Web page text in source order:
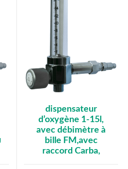
dispensateur
d’oxygène 1-15l,
avec débimètre à
bille FM,avec
raccord Carba,